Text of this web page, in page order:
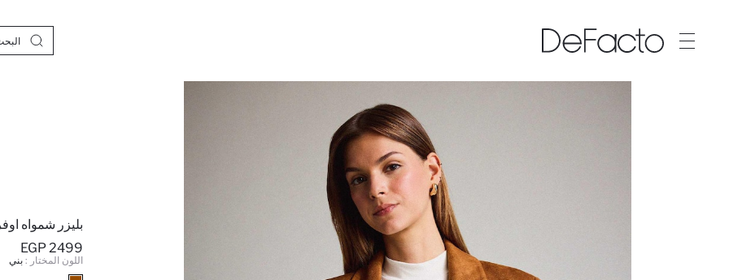
بليزر شمواه
2499 EGP
اللون المختار : بني